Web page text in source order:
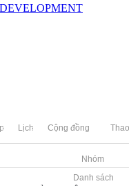
Lịch Cộng đồng
Nhóm
Danh sách